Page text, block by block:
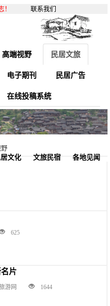
！ 联系我们
高端视野
民居文旅
电子期刊
民居广告
在线投稿系统
文化 文旅民宿 各地见闻
625
片
游网 1644